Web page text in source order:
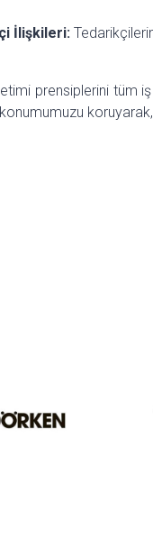
İlişkileri:
prensiplerini tüm